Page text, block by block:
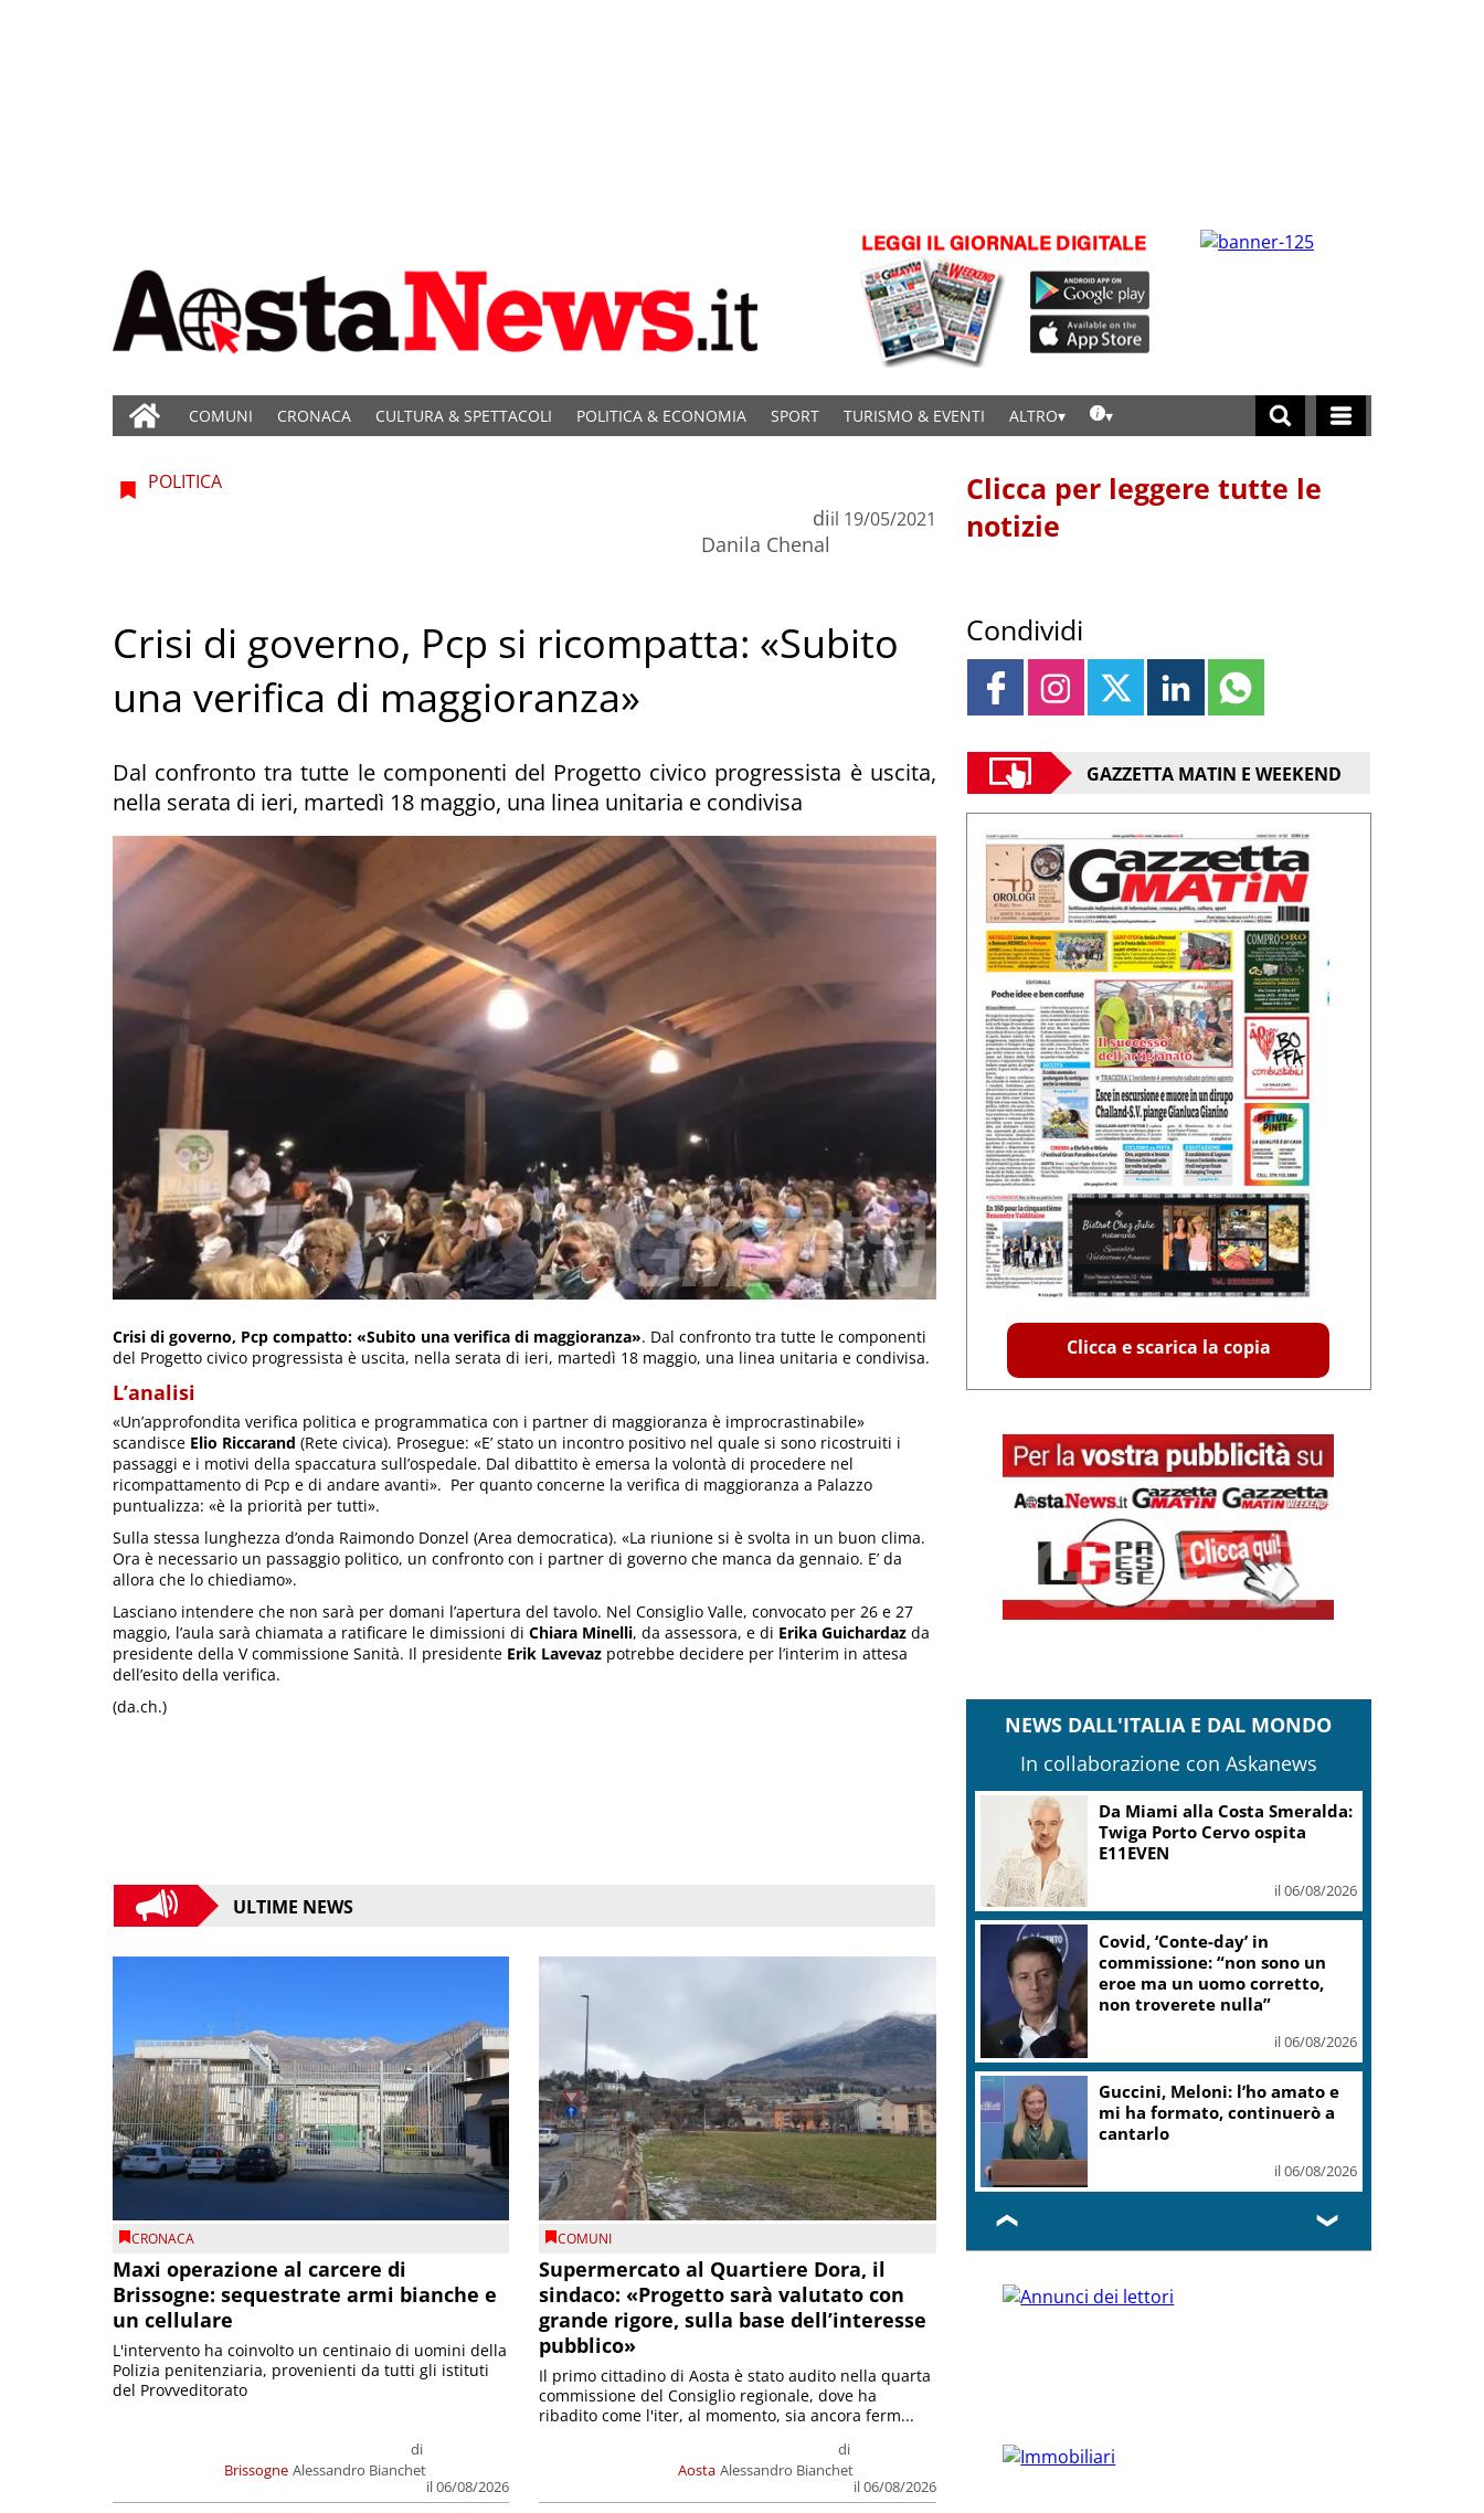
COMUNI CRONACA CULTURA & SPETTACOLI POLITICA & ECONOMIA SPORT TURISMO & EVENTI ALTRO
POLITICA
di
Danila Chenal
il 19/05/2021
Crisi di governo, Pcp si ricompatta: «Subito
una verifica di maggioranza»
Dal confronto tra tutte le componenti del Progetto civico progressista è uscita,
nella serata di ieri, martedì 18 maggio, una linea unitaria e condivisa
Crisi di governo, Pcp compatto: «Subito una verifica di maggioranza». Dal confronto tra tutte le componenti
del Progetto civico progressista è uscita, nella serata di ieri, martedì 18 maggio, una linea unitaria e condivisa.
L’analisi
«Un’approfondita verifica politica e programmatica con i partner di maggioranza è improcrastinabile»
scandisce Elio Riccarand (Rete civica). Prosegue: «E’ stato un incontro positivo nel quale si sono ricostruiti i
passaggi e i motivi della spaccatura sull’ospedale. Dal dibattito è emersa la volontà di procedere nel
ricompattamento di Pcp e di andare avanti». Per quanto concerne la verifica di maggioranza a Palazzo
puntualizza: «è la priorità per tutti».
Sulla stessa lunghezza d’onda Raimondo Donzel (Area democratica). «La riunione si è svolta in un buon clima.
Ora è necessario un passaggio politico, un confronto con i partner di governo che manca da gennaio. E’ da
allora che lo chiediamo».
Lasciano intendere che non sarà per domani l’apertura del tavolo. Nel Consiglio Valle, convocato per 26 e 27
maggio, l’aula sarà chiamata a ratificare le dimissioni di Chiara Minelli, da assessora, e di Erika Guichardaz da
presidente della V commissione Sanità. Il presidente Erik Lavevaz potrebbe decidere per l’interim in attesa
dell’esito della verifica.
(da.ch.)
ULTIME NEWS
CRONACA
Maxi operazione al carcere di
Brissogne: sequestrate armi bianche e
un cellulare
Brissogne
di
Alessandro Bianchet
il 06/08/2026
L'intervento ha coinvolto un centinaio di uomini della
Polizia penitenziaria, provenienti da tutti gli istituti
del Provveditorato
COMUNI
Supermercato al Quartiere Dora, il
sindaco: «Progetto sarà valutato con
grande rigore, sulla base dell’interesse
pubblico»
Aosta
di
Alessandro Bianchet
il 06/08/2026
Il primo cittadino di Aosta è stato audito nella quarta
commissione del Consiglio regionale, dove ha
ribadito come l'iter, al momento, sia ancora ferm...
Clicca per leggere tutte le
notizie
Condividi
GAZZETTA MATIN E WEEKEND
Clicca e scarica la copia
NEWS DALL'ITALIA E DAL MONDO
In collaborazione con Askanews
Sogin: in 2025 utile balza oltre
2,5 mln, decommissioning al
47,7%
il 06/08/2026
“Una notte di Casanova” di
Migliorini chiude Festival
teatro Volterra
Valle d’Aosta, torna la festa
del lardo di Arnad: c’è anche il
gelato
il 06/08/2026
❮ ❯